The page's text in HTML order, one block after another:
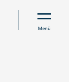
Menü